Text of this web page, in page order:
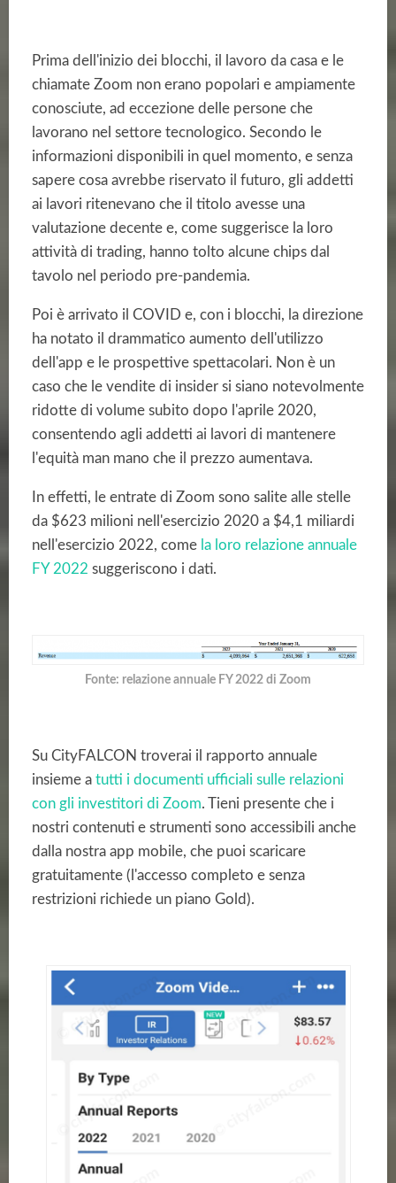
Prima dell'inizio dei blocchi, il lavoro da casa e le
chiamate Zoom non erano popolari e ampiamente
conosciute, ad eccezione delle persone che
lavorano nel settore tecnologico. Secondo le
informazioni disponibili in quel momento, e senza
sapere cosa avrebbe riservato il futuro, gli addetti
ai lavori ritenevano che il titolo avesse una
valutazione decente e, come suggerisce la loro
attività di trading, hanno tolto alcune chips dal
tavolo nel periodo pre-pandemia.
Poi è arrivato il COVID e, con i blocchi, la direzione
ha notato il drammatico aumento dell'utilizzo
dell'app e le prospettive spettacolari. Non è un
caso che le vendite di insider si siano notevolmente
ridotte di volume subito dopo l'aprile 2020,
consentendo agli addetti ai lavori di mantenere
l'equità man mano che il prezzo aumentava.
In effetti, le entrate di Zoom sono salite alle stelle
da $623 milioni nell'esercizio 2020 a $4,1 miliardi
nell'esercizio 2022, come la loro relazione annuale
FY 2022 suggeriscono i dati.
Fonte: relazione annuale FY 2022 di Zoom
Su CityFALCON troverai il rapporto annuale
insieme a tutti i documenti ufficiali sulle relazioni
con gli investitori di Zoom. Tieni presente che i
nostri contenuti e strumenti sono accessibili anche
dalla nostra app mobile, che puoi scaricare
gratuitamente (l'accesso completo e senza
restrizioni richiede un piano Gold).